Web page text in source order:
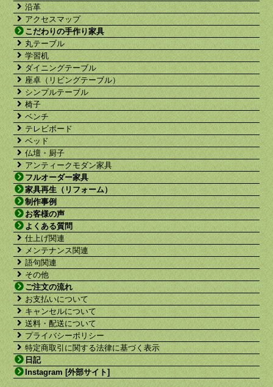
沿革
アクセスマップ
こだわりの手作り家具
丸テーブル
学習机
ダイニングテーブル
座卓（リビングテーブル）
シンプルテーブル
椅子
ベンチ
テレビボード
ベッド
仏壇・厨子
アンティークモダン家具
フルオーダー家具
家具再生（リフォーム）
制作事例
お客様の声
よくある質問
仕上げ関連
メンテナンス関連
語句関連
その他
ご注文の流れ
お支払いについて
キャンセルについて
送料・配送について
プライバシーポリシー
特定商取引に関する法律に基づく表示
日記
Instagram [外部サイト]